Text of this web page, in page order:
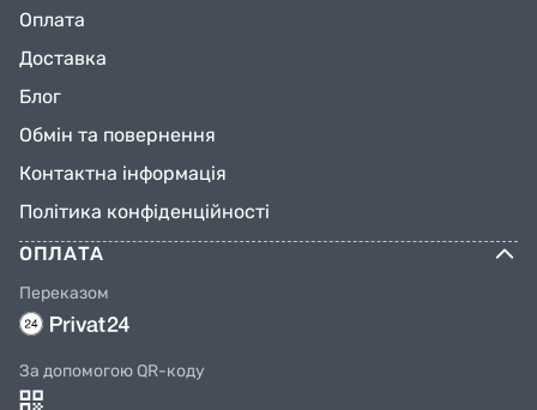
Оплата
Доставка
Блог
Обмін та повернення
Контактна інформація
Політика конфіденційності
ОПЛАТА
Переказом
За допомогою QR-коду